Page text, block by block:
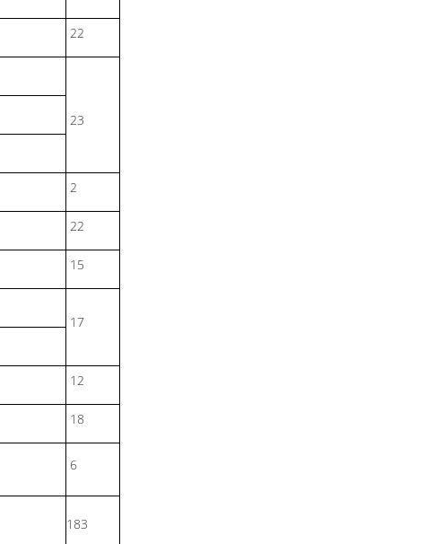
22
23
2
22
15
17
12
18
6
183